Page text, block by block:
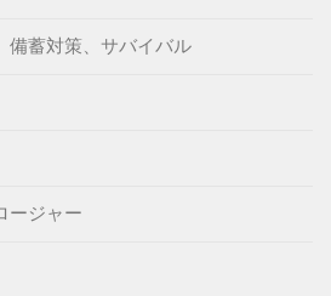
備蓄対策、サバイバル
ージャー